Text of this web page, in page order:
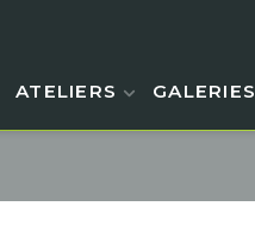
ATELIERS GALERIES